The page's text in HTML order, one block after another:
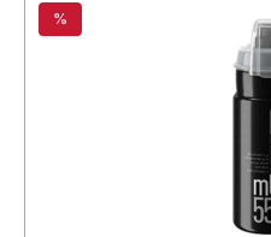
%